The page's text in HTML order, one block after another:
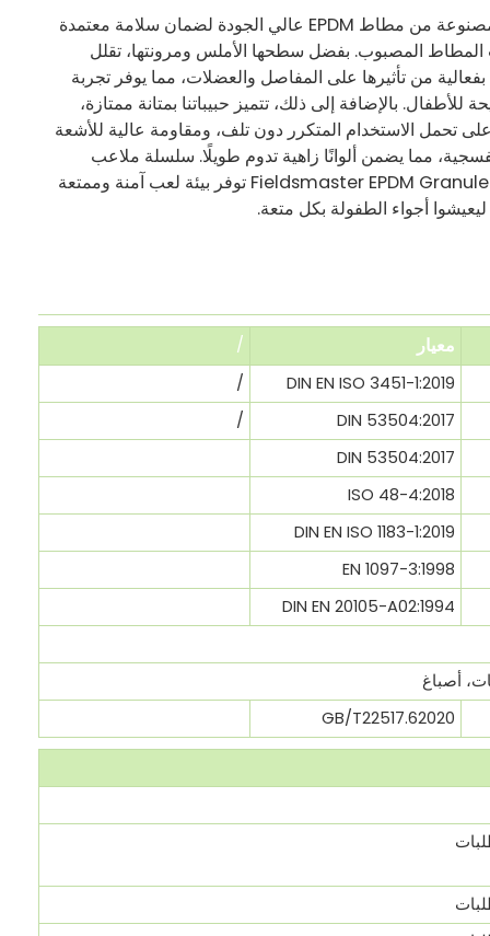
حبيباتنا مصنوعة من مطاط EPDM عالي الجودة لضمان سلامة معتمدة
المطاط المصبوب. بفضل سطحها الأملس ومرونتها، تقلل
بفعالية من تأثيرها على المفاصل والعضلات، مما يوفر تجربة
للأطفال. بالإضافة إلى ذلك، تتميز حبيباتنا بمتانة ممتازة،
تحمل الاستخدام المتكرر دون تلف، ومقاومة عالية للأشعة
مما يضمن ألوانًا زاهية تدوم طويلًا. سلسلة ملاعب
الأطفال Fieldsmaster EPDM Granule توفر بيئة لعب آمنة وممتعة
أجواء الطفولة بكل متعة.
معيار
/
DIN EN ISO 3451-1:2019
/
DIN 53504:2017
/
DIN 53504:2017
ISO 48-4:2018
DIN EN ISO 1183-1:2019
EN 1097-3:1998
DIN EN 20105-A02:1994
أصباغ
GB/T22517.62020